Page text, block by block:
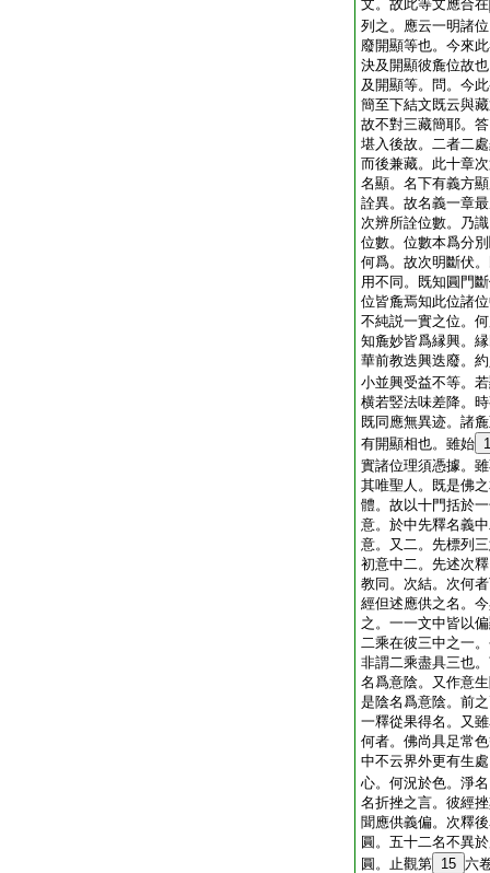
文。故此等文應合在
列之。應云一明諸
廢開顯等也。今來
決及開顯彼麁位故
及開顯等。問。今
簡至下結文既云與
故不對三藏簡耶。
堪入後故。二者二
而後兼藏。此十章
名顯。名下有義方
詮異。故名義一章
次辨所詮位數。乃
位數。位數本爲分
何爲。故次明斷伏
用不同。既知圓門
位皆麁焉知此位諸
不純説一實之位。
知麁妙皆爲縁興。
華前教迭興迭廢。
小並興受益不等。
横若竪法味差降。
既同應無異迹。諸
有開顯相也。雖始
實諸位理須憑據。
其唯聖人。既是佛
體。故以十門括於
意。於中先釋名義
意。又二。先標列
初意中二。先述次
教同。次結。次何
經但述應供之名。
之。一一文中皆以
二乘在彼三中之一
非謂二乘盡具三也
名爲意陰。又作意
是陰名爲意陰。前
一釋從果得名。又
何者。佛尚具足常
中不云界外更有生
心。何況於色。淨
名折挫之言。彼經
聞應供義偏。次釋
圓。五十二名不異
圓。止觀第 15 六